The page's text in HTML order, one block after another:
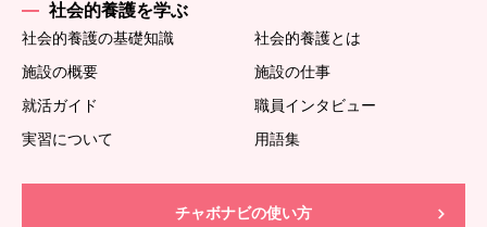
社会的養護を学ぶ
社会的養護の基礎知識
社会的養護とは
施設の概要
施設の仕事
就活ガイド
職員インタビュー
実習について
用語集
チャボナビの使い方